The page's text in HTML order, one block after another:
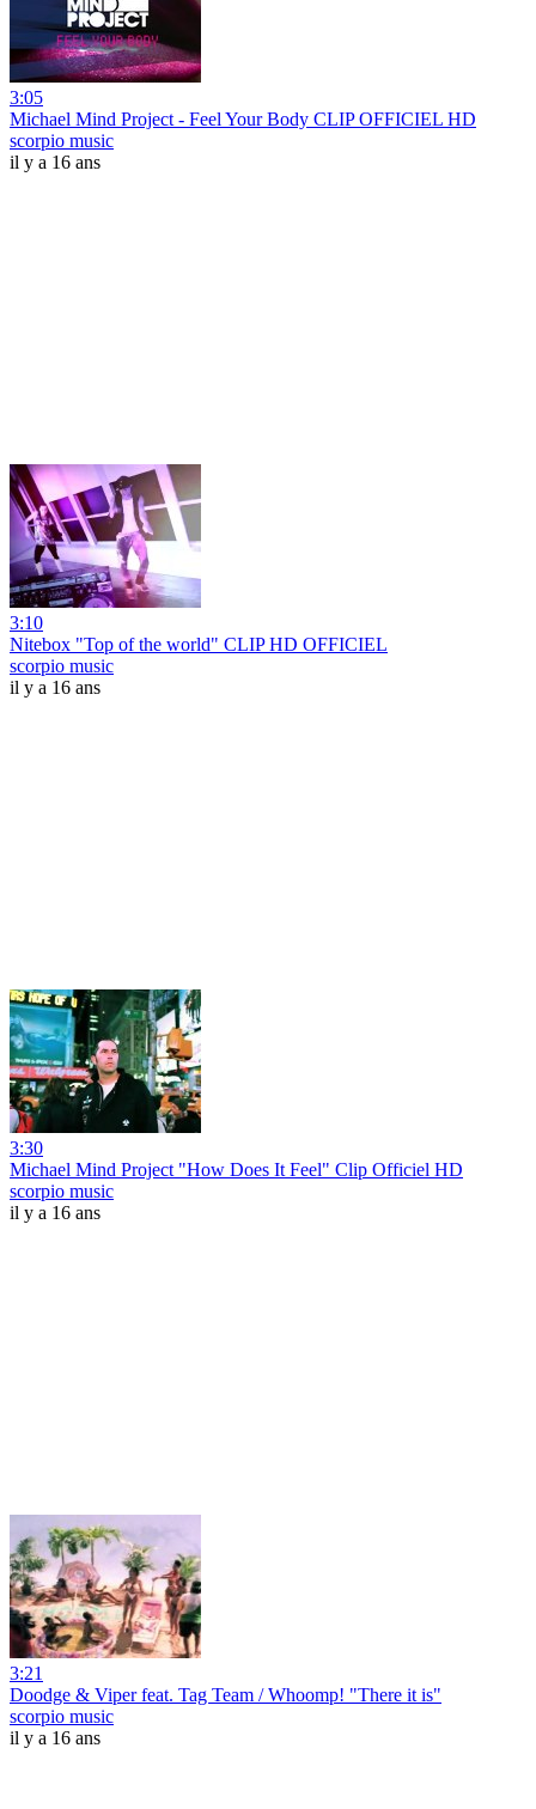
3:05
Michael Mind Project - Feel Your Body CLIP OFFICIEL HD
scorpio music
il y a 16 ans
3:10
Nitebox "Top of the world" CLIP HD OFFICIEL
scorpio music
il y a 16 ans
3:30
Michael Mind Project "How Does It Feel" Clip Officiel HD
scorpio music
il y a 16 ans
3:21
Doodge & Viper feat. Tag Team / Whoomp! "There it is"
scorpio music
il y a 16 ans